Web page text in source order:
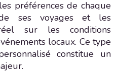
préférences de chaque
de ses voyages et les
sur les conditions
locaux. Ce type
constitue un